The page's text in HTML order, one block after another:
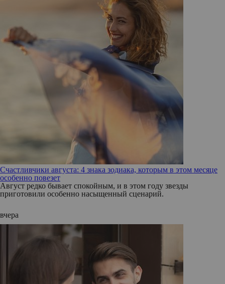
Счастливчики августа: 4 знака зодиака, которым в этом месяце
особенно повезет
Август редко бывает спокойным, и в этом году звезды
приготовили особенно насыщенный сценарий.
вчера